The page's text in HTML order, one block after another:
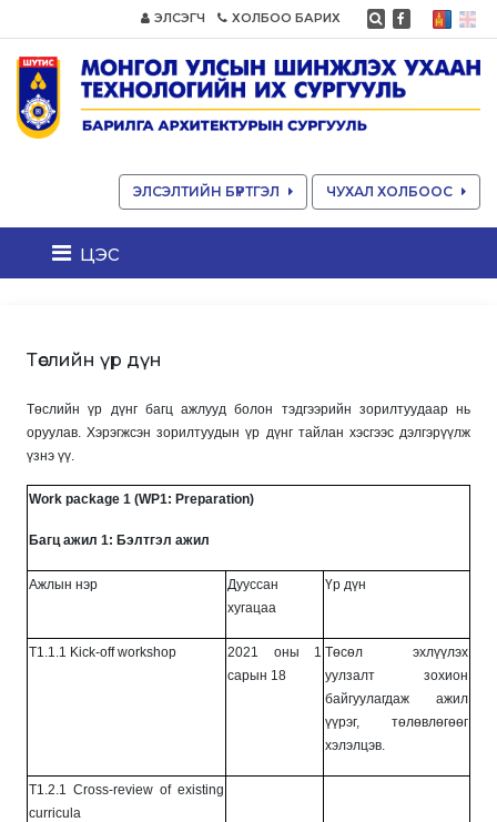
ЭЛСЭГЧ ХОЛБОО БАРИХ
ЭЛСЭЛТИЙН БҮРТГЭЛ ЧУХАЛ ХОЛБООС
цэс
Төслийн үр дүн
Төслийн үр дүнг багц ажлууд болон тэдгээрийн зорилтуудаар нь
оруулав. Хэрэгжсэн зорилтуудын үр дүнг тайлан хэсгээс дэлгэрүүлж
үзнэ үү.
Work package 1 (WP1: Preparation)
Багц ажил 1: Бэлтгэл ажил
Ажлын нэр
Дууссан
хугацаа
Үр дүн
T1.1.1 Kick-off workshop
2021 оны 1
сарын 18
Төсөл эхлүүлэх
уулзалт зохион
байгуулагдаж ажил
үүрэг, төлөвлөгөөг
хэлэлцэв.
T1.2.1 Cross-review of existing
curricula